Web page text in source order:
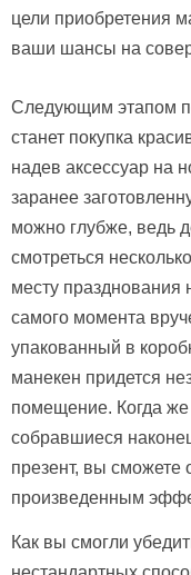
цели приобретения
ваши шансы на
Следующим этапом
станет покупка
надев аксессуар на
заранее
можно глубже, ведь
смотреться
месту празднования
самого момента
упакованный в
манекен придется
помещение. Когда же
собравшиеся
презент, вы сможете
произведенным
Как вы смогли